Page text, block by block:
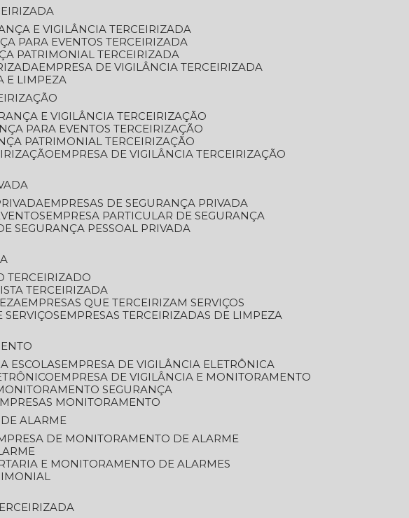
E VIGILÂNCIA TERCEIRIZADA
PARA EVENTOS TERCEIRIZADA
PATRIMONIAL TERCEIRIZADA
EMPRESA DE VIGILÂNCIA TERCEIRIZADA
E LIMPEZA
E VIGILÂNCIA TERCEIRIZAÇÃO
PARA EVENTOS TERCEIRIZAÇÃO
PATRIMONIAL TERCEIRIZAÇÃO
EMPRESA DE VIGILÂNCIA TERCEIRIZAÇÃO
EMPRESAS DE SEGURANÇA PRIVADA
EMPRESA PARTICULAR DE SEGURANÇA
SEGURANÇA PESSOAL PRIVADA
TERCEIRIZADO
TERCEIRIZADA
EMPRESAS QUE TERCEIRIZAM SERVIÇOS
SERVIÇOS
EMPRESAS TERCEIRIZADAS DE LIMPEZA
ESCOLAS
EMPRESA DE VIGILÂNCIA ELETRÔNICA
EMPRESA DE VIGILÂNCIA E MONITORAMENTO
SEGURANÇA
EMPRESAS MONITORAMENTO
ALARME
DE MONITORAMENTO DE ALARME
E MONITORAMENTO DE ALARMES